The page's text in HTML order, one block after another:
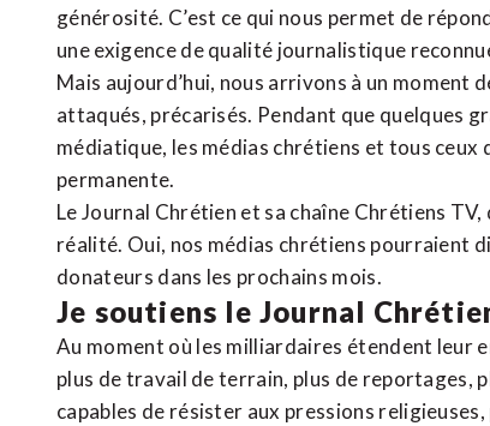
générosité. C’est ce qui nous permet de
une exigence de qualité journalistique
Mais aujourd’hui, nous arrivons à un
attaqués, précarisés. Pendant que quelques
médiatique, les médias chrétiens et tous
permanente.
Le Journal Chrétien et sa chaîne Chrétiens
réalité. Oui, nos médias chrétiens pourraient
donateurs dans les prochains mois.
Je soutiens le Journal
Au moment où les milliardaires étendent leur
plus de travail de terrain, plus de reportages,
capables de résister aux pressions